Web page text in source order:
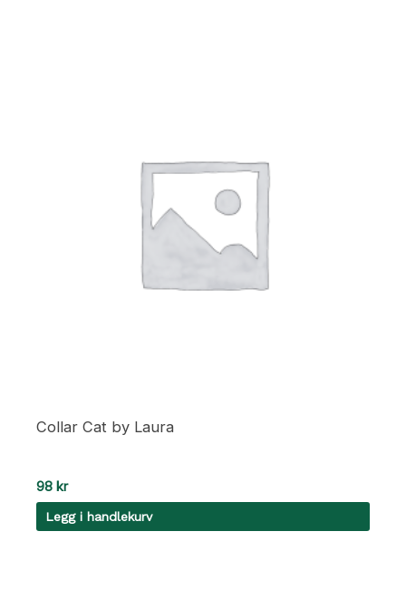
Collar Cat by Laura
98 kr
Legg i handlekurv